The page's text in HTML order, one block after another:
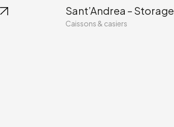
Sant’Andrea – Storage
Caissons & casiers